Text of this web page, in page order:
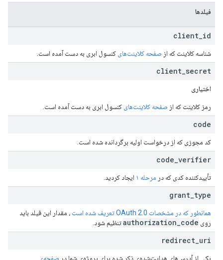
فیلدها
client id
شناسه کلاینت که از صفحه کلاینت‌های کنسول ابری به دست آمده است.
client secret
اختیاری
رمز کلاینت که از صفحه کلاینت‌های کنسول ابری به دست آمده است.
code
کد مجوزی که از درخواست اولیه برگردانده شده است.
code verifier
تأییدکننده کدی که در مرحله ۱ ایجاد کردید.
grant type
همانطور که در مشخصات OAuth 2.0 تعریف شده است
، مقدار این فیلد باید
روی
authorization code تنظیم شود.
redirect uri
یکی از آدرس‌های هدایت‌شده‌ی ذکر شده برای پروژه‌ی شما در صفحه‌ی